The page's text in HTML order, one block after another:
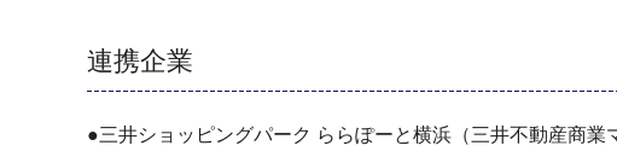
連携企業
●三井ショッピングパーク ららぽーと横浜（三井不動産商業